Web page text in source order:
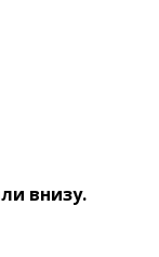
внизу.